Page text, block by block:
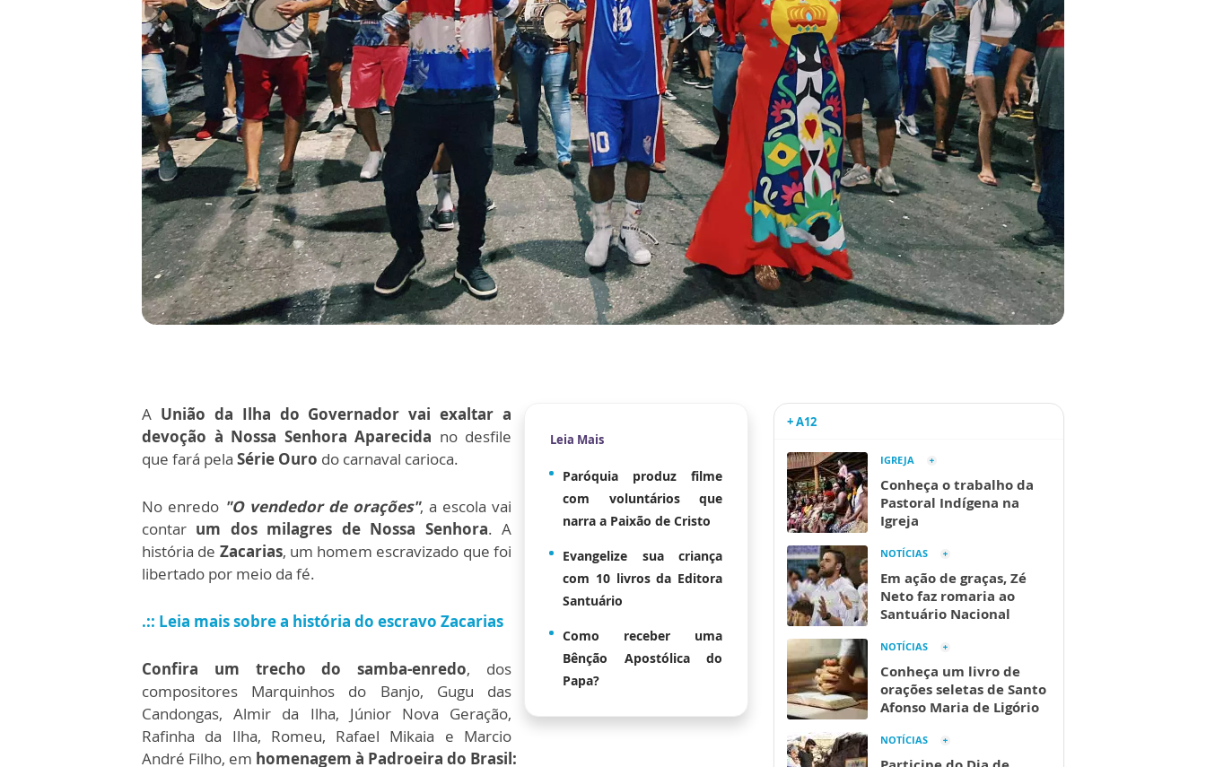
Leia Mais
Paróquia produz filme
com voluntários que
narra a Paixão de Cristo
Evangelize sua criança
com 10 livros da Editora
Santuário
Como receber uma
Bênção Apostólica do
Papa?
A União da Ilha do Governador vai exaltar a
devoção à Nossa Senhora Aparecida no desfile
que fará pela Série Ouro do carnaval carioca.
No enredo "O vendedor de orações", a escola vai
contar um dos milagres de Nossa Senhora. A
história de Zacarias, um homem escravizado que foi
libertado por meio da fé.
.:: Leia mais sobre a história do escravo Zacarias
Confira um trecho do samba-enredo, dos
compositores Marquinhos do Banjo, Gugu das
Candongas, Almir da Ilha, Júnior Nova Geração,
Rafinha da Ilha, Romeu, Rafael Mikaia e Marcio
André Filho, em homenagem à Padroeira do Brasil:
+ A12
IGREJA
Conheça o trabalho da
Pastoral Indígena na
Igreja
NOTÍCIAS
Em ação de graças, Zé
Neto faz romaria ao
Santuário Nacional
NOTÍCIAS
Conheça um livro de
orações seletas de Santo
Afonso Maria de Ligório
NOTÍCIAS